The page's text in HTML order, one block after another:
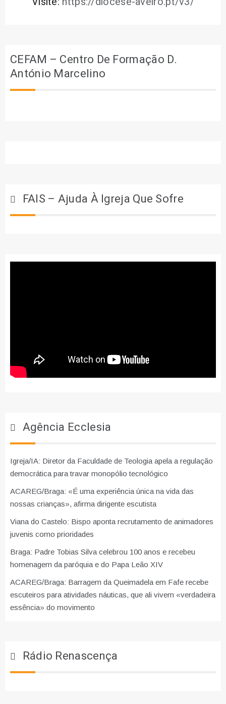
CEFAM – Centro De Formação D.
António Marcelino
FAIS – Ajuda À Igreja Que Sofre
Agência Ecclesia
Igreja/IA: Diretor da Faculdade de Teologia apela a regulação
democrática para travar monopólio tecnológico
ACAREG/Braga: «É uma experiência única na vida das
nossas crianças», afirma dirigente escutista
Viana do Castelo: Bispo aponta recrutamento de animadores
juvenis como prioridades
Braga: Padre Tobias Silva celebrou 100 anos e recebeu
homenagem da paróquia e do Papa Leão XIV
ACAREG/Braga: Barragem da Queimadela em Fafe recebe
escuteiros para atividades náuticas, que ali vivem «verdadeira
essência» do movimento
Rádio Renascença